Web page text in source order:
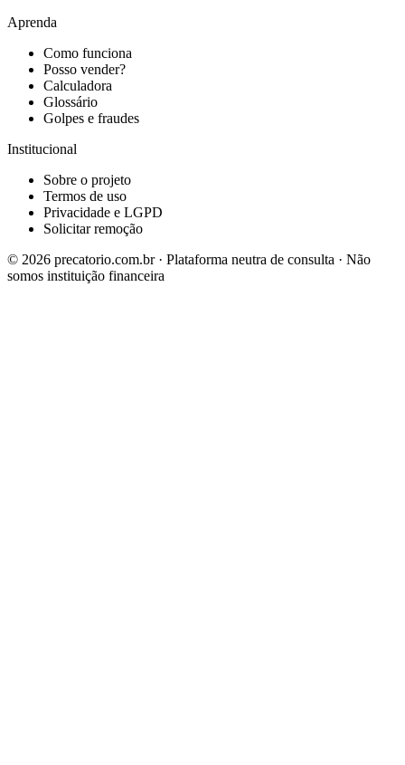
Aprenda
Como funciona
Posso vender?
Calculadora
Glossário
Golpes e fraudes
Institucional
Sobre o projeto
Termos de uso
Privacidade e LGPD
Solicitar remoção
© 2026 precatorio.com.br · Plataforma neutra de consulta · Não
somos instituição financeira